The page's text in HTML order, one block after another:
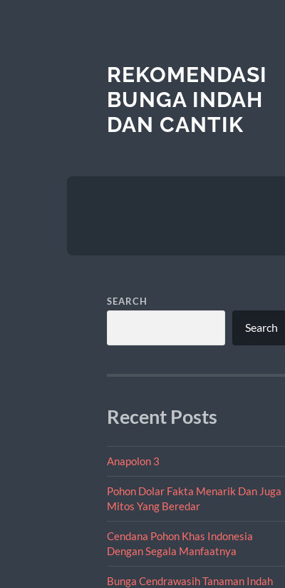
REKOMENDASI
BUNGA INDAH
DAN CANTIK
SEARCH
Search
Recent Posts
Anapolon 3
Pohon Dolar Fakta Menarik Dan Juga
Mitos Yang Beredar
Cendana Pohon Khas Indonesia
Dengan Segala Manfaatnya
Bunga Cendrawasih Tanaman Indah